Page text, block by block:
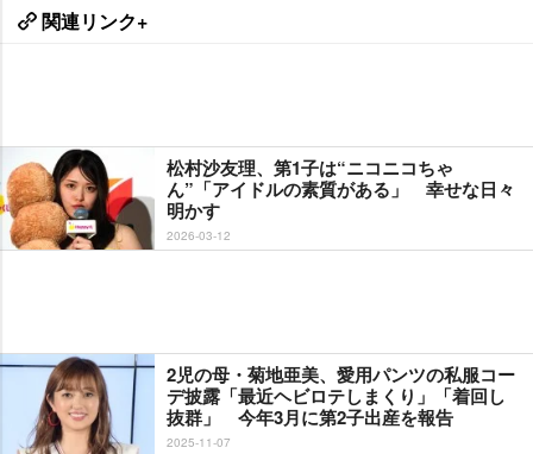
関連リンク+
松村沙友理、第1子は“ニコニコちゃ
ん”「アイドルの素質がある」 幸せな日々
明かす
2026-03-12
2児の母・菊地亜美、愛用パンツの私服コー
デ披露「最近ヘビロテしまくり」「着回し
抜群」 今年3月に第2子出産を報告
2025-11-07